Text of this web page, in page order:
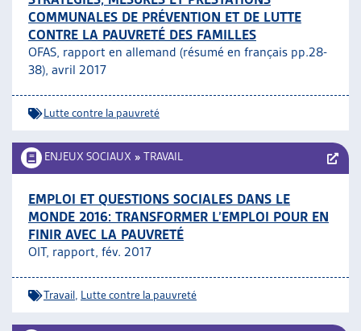
COMMUNALES DE PRÉVENTION ET DE LUTTE
CONTRE LA PAUVRETÉ DES FAMILLES
OFAS, rapport en allemand (résumé en français pp.28-
38), avril 2017
Lutte contre la pauvreté
ENJEUX SOCIAUX » TRAVAIL
EMPLOI ET QUESTIONS SOCIALES DANS LE
MONDE 2016: TRANSFORMER L’EMPLOI POUR EN
FINIR AVEC LA PAUVRETÉ
OIT, rapport, fév. 2017
Travail Lutte contre la pauvreté